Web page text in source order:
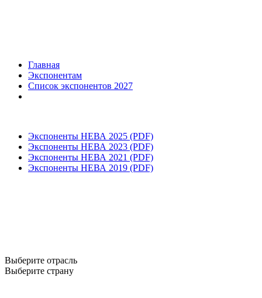
Главная
Экспонентам
Список экспонентов 2027
Экспоненты НЕВА 2025 (PDF)
Экспоненты НЕВА 2023 (PDF)
Экспоненты НЕВА 2021 (PDF)
Экспоненты НЕВА 2019 (PDF)
Выберите отрасль
Выберите страну